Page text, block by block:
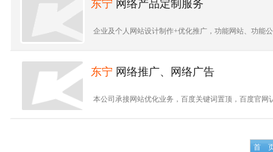
东宁 网络产品定制服务
企业及个人网站设计制作+优化推广，功能网站、功能
东宁 网络推广、网络广告
本公司承接网站优化业务，百度关键词置顶，百度官网
首